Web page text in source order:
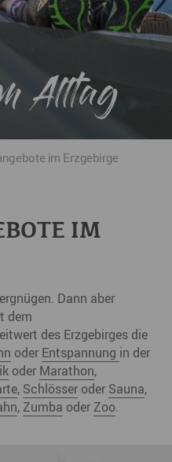
Alltag
im Erzgebirge
IM
Dann aber
dem
des Erzgebirges die
oder Entspannung in der
oder Marathon,
, Schlösser oder Sauna,
, Zumba oder Zoo.